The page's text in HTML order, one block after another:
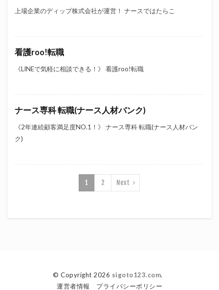
上場企業のディップ株式会社が運営！ ナースではたらこ
看護roo!転職
《LINEで気軽に相談できる！》 看護roo!転職
ナース専科 転職(ナース人材バンク)
《2年連続顧客満足度NO.1！》 ナース専科 転職(ナース人材バン
ク)
1 2 Next
© Copyright 2026 sigoto123.com.
運営者情報
プライバシーポリシー